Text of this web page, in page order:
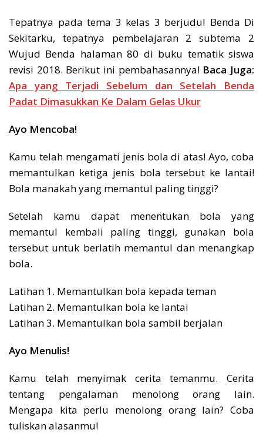
Tepatnya pada tema 3 kelas 3 berjudul Benda Di
Sekitarku, tepatnya pembelajaran 2 subtema 2
Wujud Benda halaman 80 di buku tematik siswa
revisi 2018. Berikut ini pembahasannya! Baca Juga:
Apa yang Terjadi Sebelum dan Setelah Benda
Padat Dimasukkan Ke Dalam Gelas Ukur
Ayo Mencoba!
Kamu telah mengamati jenis bola di atas! Ayo, coba
memantulkan ketiga jenis bola tersebut ke lantai!
Bola manakah yang memantul paling tinggi?
Setelah kamu dapat menentukan bola yang
memantul kembali paling tinggi, gunakan bola
tersebut untuk berlatih memantul dan menangkap
bola.
Latihan 1. Memantulkan bola kepada teman
Latihan 2. Memantulkan bola ke lantai
Latihan 3. Memantulkan bola sambil berjalan
Ayo Menulis!
Kamu telah menyimak cerita temanmu. Cerita
tentang pengalaman menolong orang lain.
Mengapa kita perlu menolong orang lain? Coba
tuliskan alasanmu!